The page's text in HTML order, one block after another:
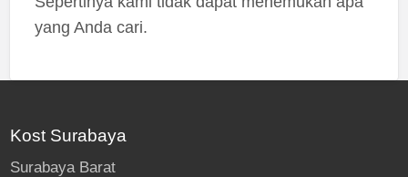
yang Anda cari.
Kost Surabaya
Surabaya Barat